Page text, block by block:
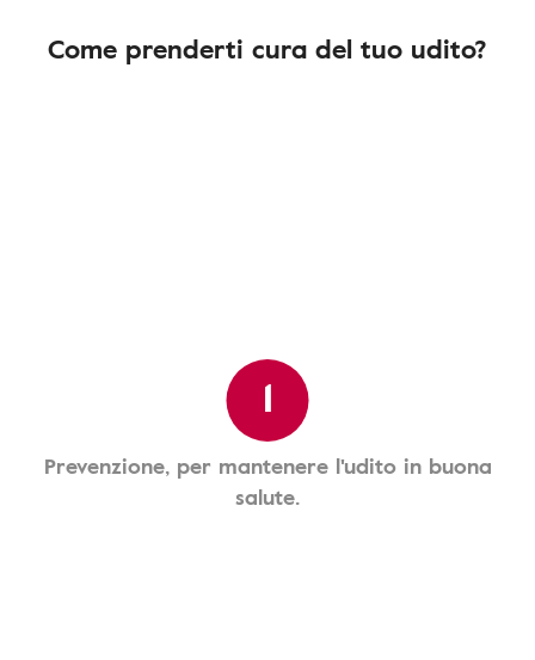
Come prenderti cura del tuo udito?
1
Prevenzione, per mantenere l'udito in buona
salute.